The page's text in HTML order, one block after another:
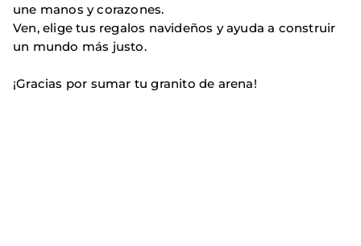
une manos y corazones.
Ven, elige tus regalos navideños y ayuda a construir
un mundo más justo.
¡Gracias por sumar tu granito de arena!